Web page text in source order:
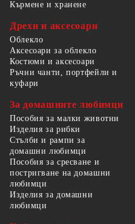
Кърмене и хранене
Дрехи и аксесоари
Облекло
Аксесоари за облекло
Костюми и аксесоари
Ръчни чанти, портфейли и
куфари
За домашните любимци
Пособия за малки животни
Изделия за рибки
Стълби и рампи за
домашни любимци
Пособия за сресване и
постригване на домашни
любимци
Изделия за домашни
любимци